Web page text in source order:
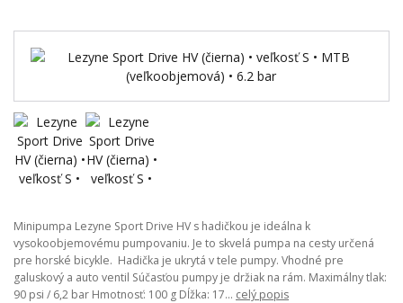
Minipumpa Lezyne Sport Drive HV s hadičkou je ideálna k
vysokoobjemovému pumpovaniu. Je to skvelá pumpa na cesty určená
pre horské bicykle. Hadička je ukrytá v tele pumpy. Vhodné pre
galuskový a auto ventil Súčasťou pumpy je držiak na rám. Maximálny tlak:
90 psi / 6,2 bar Hmotnosť: 100 g Dĺžka: 17... celý popis